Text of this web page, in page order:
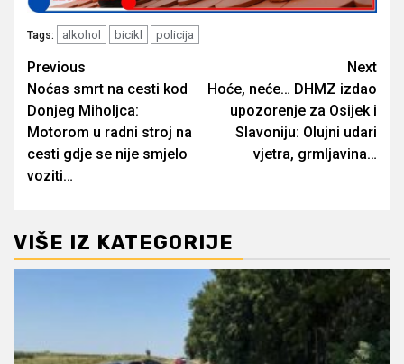
Tags: alkohol bicikl policija
Post
navigation
Previous
Noćas smrt na cesti kod
Donjeg Miholjca:
Motorom u radni stroj na
cesti gdje se nije smjelo
voziti…
Next
Hoće, neće… DHMZ izdao
upozorenje za Osijek i
Slavoniju: Olujni udari
vjetra, grmljavina…
VIŠE IZ KATEGORIJE